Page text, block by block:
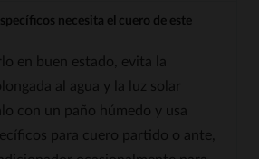
necesita el cuero de este
en buen estado, evita la
al agua y la luz solar
con un paño húmedo y usa
para cuero partido o ante,